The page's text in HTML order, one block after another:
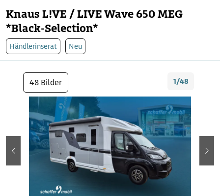
Knaus L!VE / LIVE Wave 650 MEG
*Black-Selection*
Händlerinserat Neu
48 Bilder 1/48
zurück